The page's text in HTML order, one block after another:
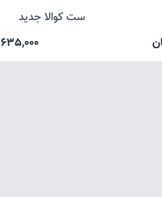
ست کوالا جدید
635,000 تومان